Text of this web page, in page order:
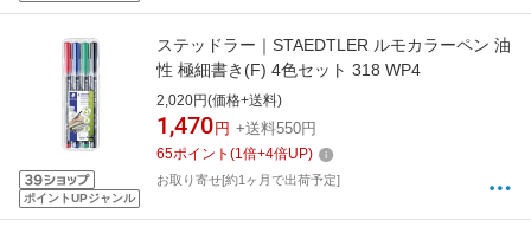
ポイントUPジャンル
ステッドラー｜STAEDTLER ルモカラーペン 油
性 極細書き(F) 4色セット 318 WP4
2,020円(価格+送料)
1,470 円 +送料550円
65ポイント (1倍+4倍UP)
お取り寄せ[約1ヶ月で出荷予定]